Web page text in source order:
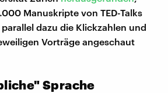
Manuskripte von TED-Talks
dazu die Klickzahlen und
Vorträge angeschaut
Sprache